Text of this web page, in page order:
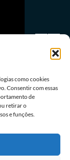
como cookies
Consentir com essas
de
retirar o
e funções.
queda do